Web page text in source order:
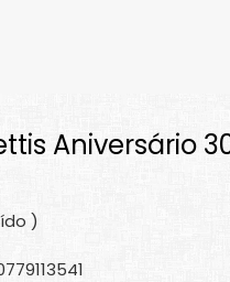
Aniversário
)